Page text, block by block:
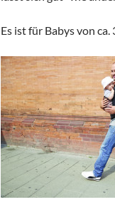
Es ist für Babys von